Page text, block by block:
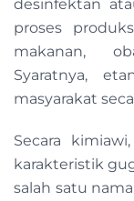
desinfektan
proses
makanan,
Syaratnya,
masyarakat
Secara
karakteristik
salah satu